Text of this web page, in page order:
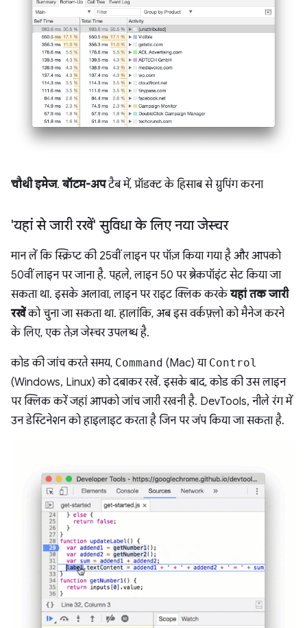
चौथी इमेज.बॉटम-अपटैब में, प्रॉडक्ट के हिसाब से ग्रुपिंग करना
'यहां से जारी रखें' सुविधा के लिए नया जेस्चर
मान लें कि स्क्रिप्ट की 25वीं लाइन पर पॉज़ किया गया है और आपको
50वीं लाइन पर जाना है. पहले, लाइन 50 पर ब्रेकपॉइंट सेट किया जा
सकता था. इसके अलावा, लाइन पर राइट क्लिक करकेयहां तक जारी
रखेंको चुना जा सकता था. हालांकि, अब इस वर्कफ़्लो को मैनेज करने
के लिए, एक तेज़ जेस्चर उपलब्ध है.
कोड की जांच करते समय, Command (Mac) या Control
(Windows, Linux) को दबाकर रखें. इसके बाद, कोड की उस लाइन
पर क्लिक करें जहां आपको जांच जारी रखनी है. DevTools, नीले रंग में
उन डेस्टिनेशन को हाइलाइट करता है जिन पर जंप किया जा सकता है.